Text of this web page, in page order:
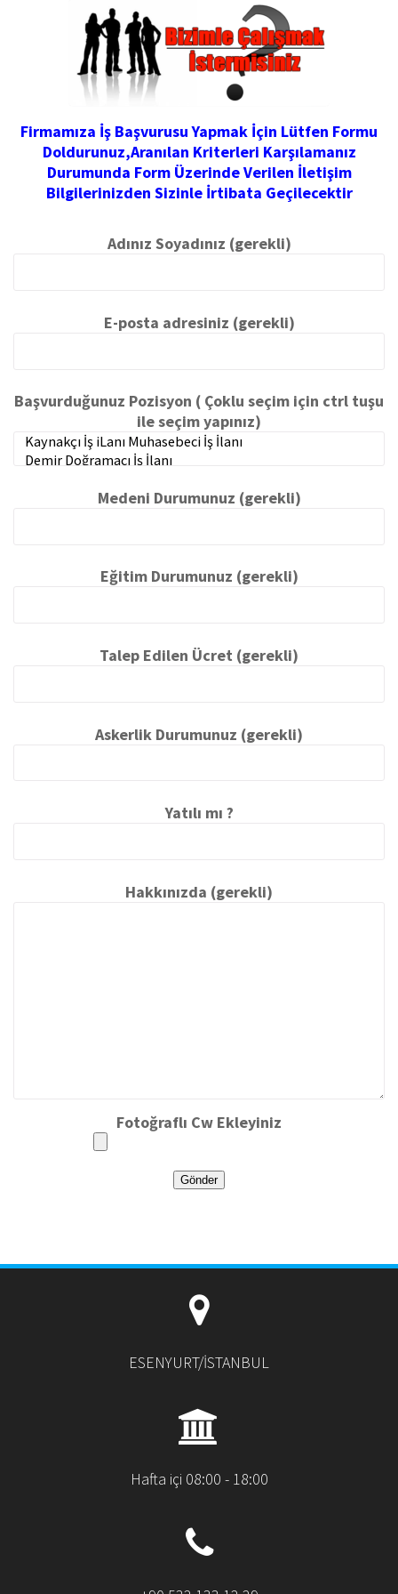
Firmamıza İş Başvurusu Yapmak İçin Lütfen Formu
Doldurunuz,Aranılan Kriterleri Karşılamanız
Durumunda Form Üzerinde Verilen İletişim
Bilgilerinizden Sizinle İrtibata Geçilecektir
Adınız Soyadınız (gerekli)
E-posta adresiniz (gerekli)
Başvurduğunuz Pozisyon ( Çoklu seçim için ctrl tuşu
ile seçim yapınız)
Medeni Durumunuz (gerekli)
Eğitim Durumunuz (gerekli)
Talep Edilen Ücret (gerekli)
Askerlik Durumunuz (gerekli)
Yatılı mı ?
Hakkınızda (gerekli)
Fotoğraflı Cw Ekleyiniz
ESENYURT/İSTANBUL
Hafta içi 08:00 - 18:00